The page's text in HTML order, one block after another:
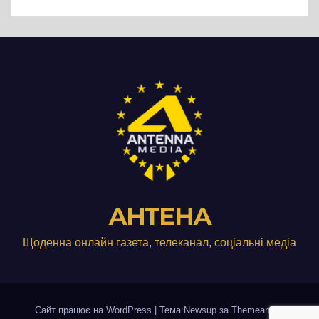
АНТЕНА
Щоденна онлайн газета, телеканал, соціальні медіа
Сайт працює на WordPress Тема:Newsup за Themeansar